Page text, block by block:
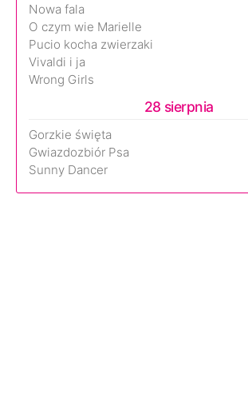
Nowa fala
O czym wie Marielle
Pucio kocha zwierzaki
Vivaldi i ja
Wrong Girls
28 sierpnia
Gorzkie święta
Gwiazdozbiór Psa
Sunny Dancer